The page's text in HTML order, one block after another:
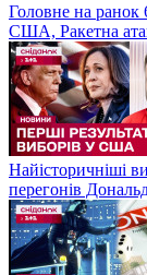
Головне на ранок
США, Ракетна
Найісторичніші
перегонів